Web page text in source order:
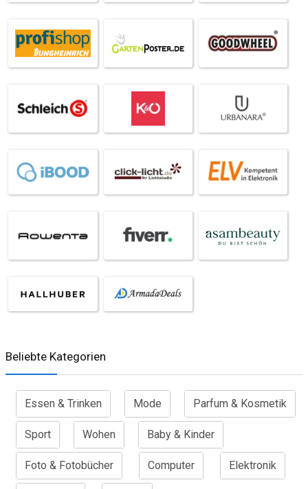
Beliebte Kategorien
Essen & Trinken Mode Parfum & Kosmetik
Sport Wohen Baby & Kinder
Foto & Fotobücher Computer Elektronik